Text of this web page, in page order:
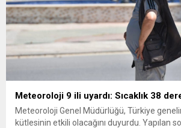
Meteoroloji 9 ili uyardı: Sıcaklık 38
Meteoroloji Genel Müdürlüğü, Türkiye
kütlesinin etkili olacağını duyurdu. Yapılan